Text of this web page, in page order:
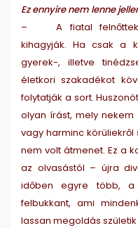
Ez ennyire nem lenne
– A fiatal
kihagyják. Ha csak a
gyerek-, illetve
életkori szakadékot
folytatják a sort.
olyan írást, mely
vagy harminc körüliekről
nem volt átmenet. Ez a
az olvasástól – újra
időben egyre több, a
felbukkant, ami
lassan megoldás